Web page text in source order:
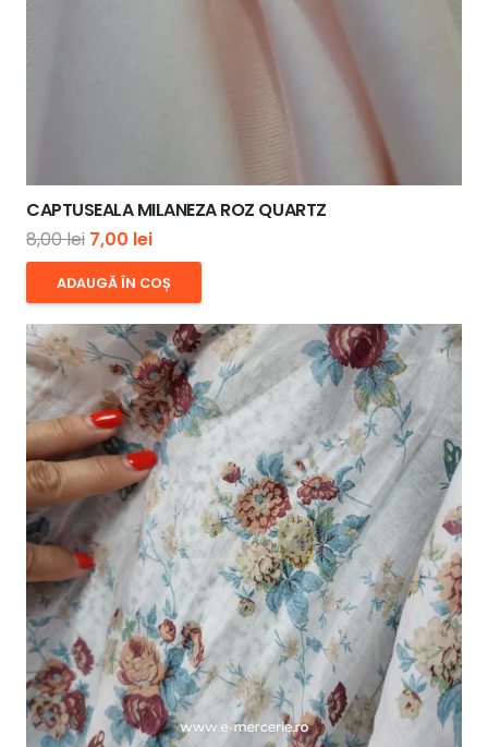
CAPTUSEALA MILANEZA ROZ QUARTZ
8,00lei Prețul
inițial
a
fost:
8,00 lei.
7,00 leiPrețul
curent
este:
7,00 lei.
ADAUGĂ ÎN COȘ